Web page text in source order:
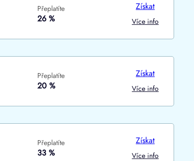
Přeplatíte
26 %
Získat
Více info
Přeplatíte
20 %
Získat
Více info
Přeplatíte
33 %
Získat
Více info